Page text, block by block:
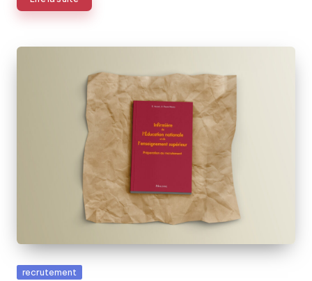
Posted
recrutement